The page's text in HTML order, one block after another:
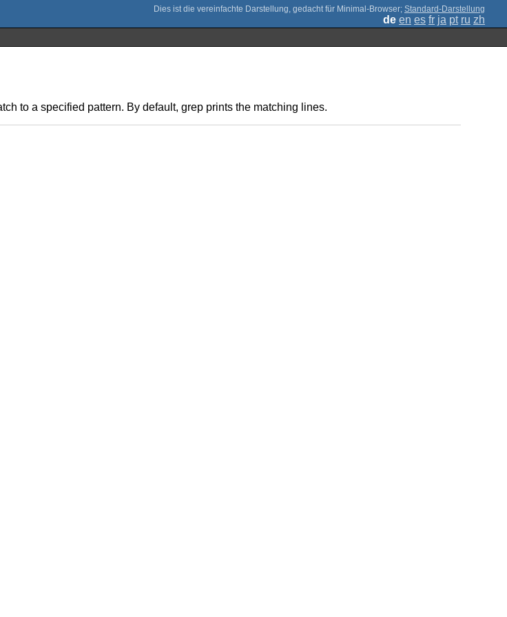
; Standard-Darstellung
de en es fr ja pt ru zh
to a specified pattern. By default, grep prints the matching lines.